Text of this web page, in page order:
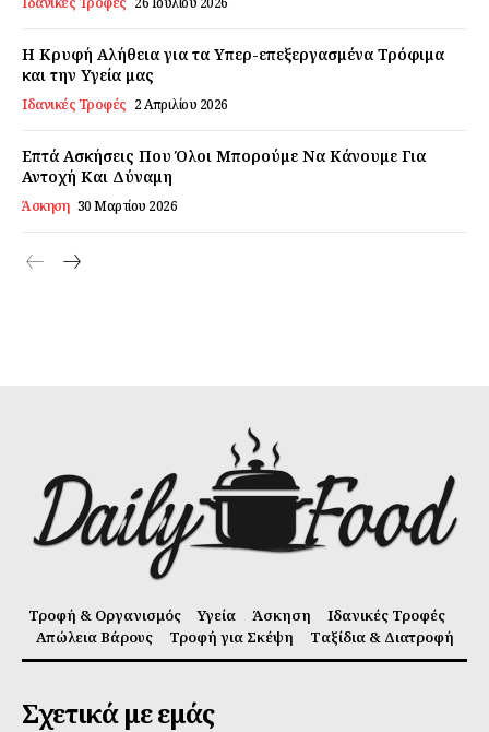
Σχετικά με εμάς
Ο λογαριασμός μου
Επικοινωνία
Η Κρυφή Αλήθεια για τα Υπερ-επεξεργασμένα Τρόφιμα
και την Υγεία μας
Ιδανικές Τροφές 2 Απριλίου 2026
Επτά Ασκήσεις Που Όλοι Μπορούμε Να Κάνουμε Για
Αντοχή Και Δύναμη
Άσκηση 30 Μαρτίου 2026
Τροφή & Οργανισμός Υγεία Άσκηση
Ιδανικές Τροφές
Απώλεια Βάρους
Τροφή για Σκέψη Ταξίδια & Διατροφή
Σχετικά με εμάς